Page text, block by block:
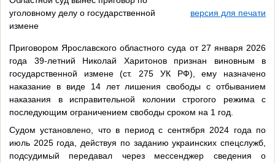
уголовному делу о государственной
измене
версия для печати
Приговором Ярославского областного суда от 27 января 2026
года 39-летний Николай Харитонов признан виновным в
государственной измене (ст. 275 УК РФ), ему назначено
наказание в виде 14 лет лишения свободы с отбыванием
наказания в исправительной колонии строгого режима с
последующим ограничением свободы сроком на 1 год.
Судом установлено, что в период с сентября 2024 года по
июль 2025 года, действуя по заданию украинских спецслужб,
подсудимый передавал через мессенджер сведения о